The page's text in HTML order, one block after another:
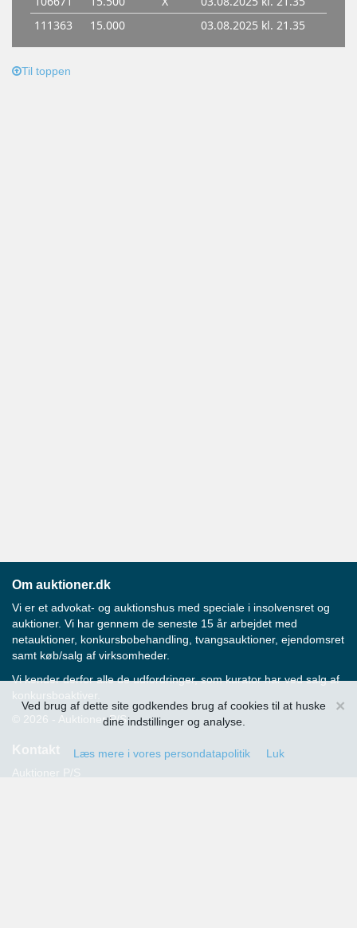
×
Ved brug af dette site godkendes brug af cookies til at huske
dine indstillinger og analyse.
Læs mere i vores persondatapolitik Luk
Til toppen
Om auktioner.dk
Vi er et advokat- og auktionshus med speciale i insolvensret og
auktioner. Vi har gennem de seneste 15 år arbejdet med
netauktioner, konkursbobehandling, tvangsauktioner, ejendomsret
samt køb/salg af virksomheder.
Vi kender derfor alle de udfordringer, som kurator har ved salg af
konkursboaktiver.
© 2026 - Auktioner P/S
Kontakt
Auktioner P/S